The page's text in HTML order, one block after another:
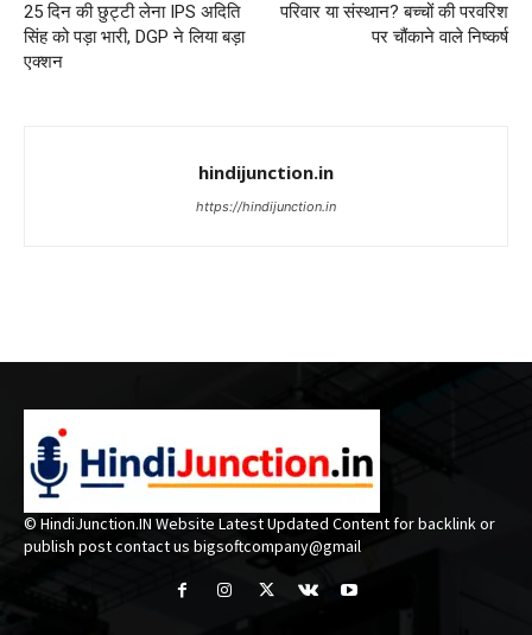
25 दिन की छुट्टी लेना IPS अदिति
सिंह को पड़ा भारी, DGP ने लिया बड़ा
एक्शन
परिवार या संस्थान? बच्चों की परवरिश
पर चौंकाने वाले निष्कर्ष
hindijunction.in
https://hindijunction.in
© HindiJunction.IN Website Latest Updated Content for backlink or
publish post contact us bigsoftcompany@gmail